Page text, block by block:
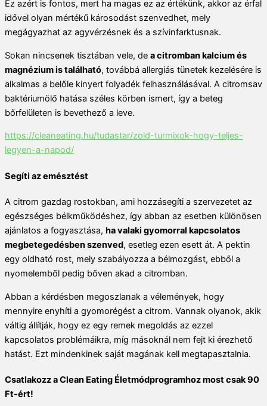
Ez azért is fontos, mert ha magas ez az értékünk, akkor az érfal
idővel olyan mértékű károsodást szenvedhet, mely
megágyazhat az agyvérzésnek és a szívinfarktusnak.
Sokan nincsenek tisztában vele, de a citromban kalcium és
magnézium is található, továbbá allergiás tünetek kezelésére is
alkalmas a belőle kinyert folyadék felhasználásával. A citromsav
baktériumölő hatása széles körben ismert, így a beteg
bőrfelületen is bevethező a leve.
https://cleaneating.hu/tudastar/zold-turmixok-hogy-teljes-
legyen-a-napod/
Segíti az emésztést
A citrom gazdag rostokban, ami hozzásegíti a szervezetet az
egészséges bélkműködéshez, így abban az esetben különösen
ajánlatos a fogyasztása, ha valaki gyomorral kapcsolatos
megbetegedésben szenved, esetleg ezen esett át. A pektin
egy oldható rost, mely szabályozza a bélmozgást, ebből a
nyomelemből pedig bőven akad a citromban.
Abban a kérdésben megoszlanak a vélemények, hogy
mennyire enyhíti a gyomorégést a citrom. Vannak olyanok, akik
váltig állítják, hogy ez egy remek megoldás az ezzel
kapcsolatos problémáikra, míg másoknál nem fejt ki érezhető
hatást. Ezt mindenkinek saját magának kell megtapasztalnia.
Csatlakozz a Clean Eating Életmódprogramhoz most csak 90
Ft-ért!